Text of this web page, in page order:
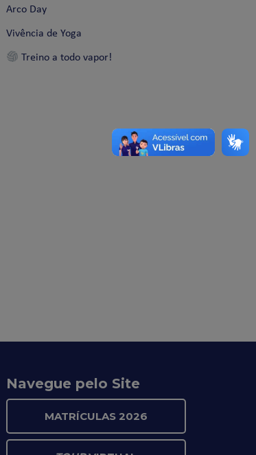
Arco Day
Vivência de Yoga
Treino a todo vapor!
Navegue pelo Site
MATRÍCULAS 2026